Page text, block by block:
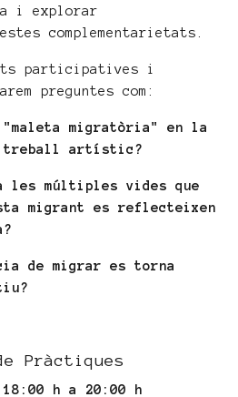
i explorar
complementarietats.
participatives i
preguntes com:
"maleta migratòria" en la
artístic?
les múltiples vides que
migrant es reflecteixen
de migrar es torna
Pràctiques
h a 20:00 h